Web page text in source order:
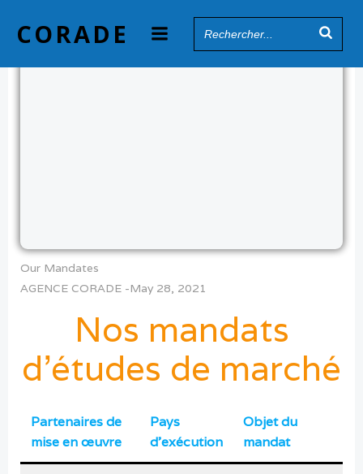
content
CORADE
Our Mandates
AGENCE CORADE -May 28, 2021
Nos mandats
d’études de marché
Partenaires de
mise en œuvre
Pays
d’exécution
Objet du
mandat